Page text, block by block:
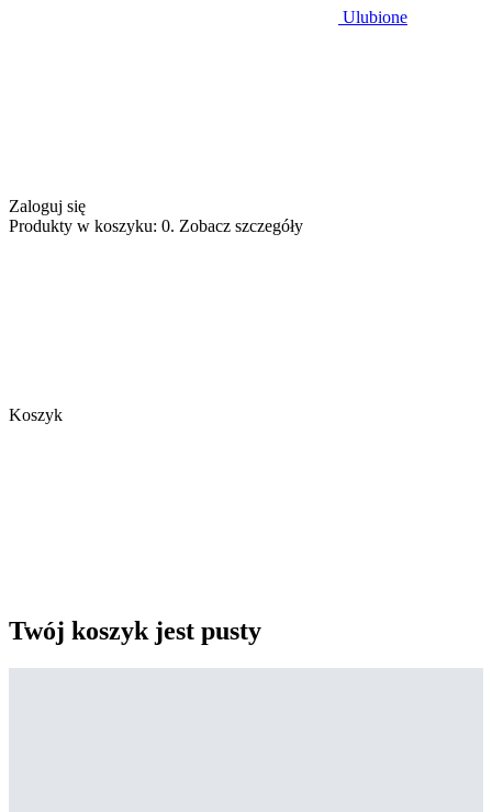
Ulubione
Zaloguj się
Produkty w koszyku: 0. Zobacz szczegóły
Koszyk
Twój koszyk jest pusty